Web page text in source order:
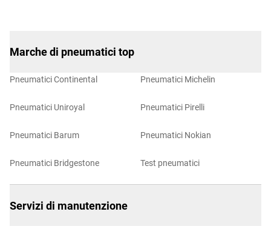
Marche di pneumatici top
Pneumatici Continental
Pneumatici Uniroyal
Pneumatici Barum
Pneumatici Bridgestone
Pneumatici Michelin
Pneumatici Pirelli
Pneumatici Nokian
Test pneumatici
Servizi di manutenzione